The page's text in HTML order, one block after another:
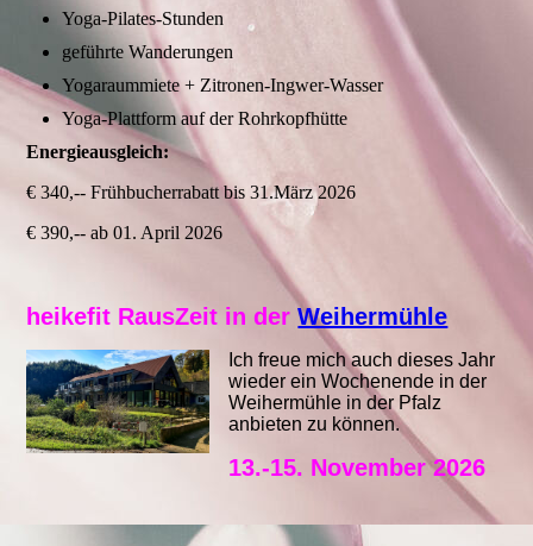
Yoga-Pilates-Stunden
geführte Wanderungen
Yogaraummiete + Zitronen-Ingwer-Wasser
Yoga-Plattform auf der Rohrkopfhütte
Energieausgleich:
€ 340,-- Frühbucherrabatt bis 31.März 2026
€ 390,-- ab 01. April 2026
heikefit RausZeit in derWeihermühle
Ich freue mich auch dieses Jahr
wieder ein Wochenende in der
Weihermühle in der Pfalz
anbieten zu können.
13.-15. November 2026